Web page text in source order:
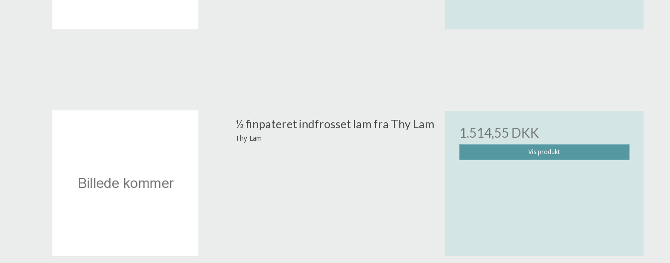
½ finpateret indfrosset lam fra Thy Lam
Thy Lam 1.514,55 DKK
Vis produkt